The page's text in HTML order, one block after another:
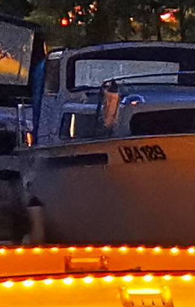
pieteikšanās